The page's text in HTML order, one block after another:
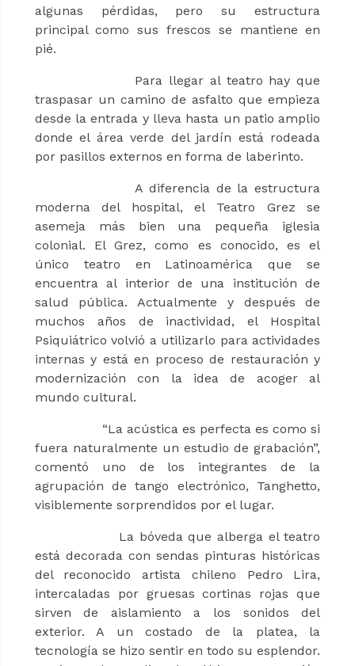
algunas pérdidas, pero su estructura
principal como sus frescos se mantiene en
pié.
Para llegar al teatro hay que
traspasar un camino de asfalto que empieza
desde la entrada y lleva hasta un patio amplio
donde el área verde del jardín está rodeada
por pasillos externos en forma de laberinto.
A diferencia de la estructura
moderna del hospital, el Teatro Grez se
asemeja más bien una pequeña iglesia
colonial. El Grez, como es conocido, es el
único teatro en Latinoamérica que se
encuentra al interior de una institución de
salud pública. Actualmente y después de
muchos años de inactividad, el Hospital
Psiquiátrico volvió a utilizarlo para actividades
internas y está en proceso de restauración y
modernización con la idea de acoger al
mundo cultural.
“La acústica es perfecta es como si
fuera naturalmente un estudio de grabación”,
comentó uno de los integrantes de la
agrupación de tango electrónico, Tanghetto,
visiblemente sorprendidos por el lugar.
La bóveda que alberga el teatro
está decorada con sendas pinturas históricas
del reconocido artista chileno Pedro Lira,
intercaladas por gruesas cortinas rojas que
sirven de aislamiento a los sonidos del
exterior. A un costado de la platea, la
tecnología se hizo sentir en todo su esplendor.